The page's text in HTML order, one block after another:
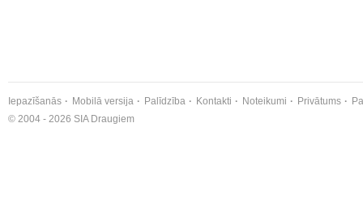
Iepazīšanās Mobilā versija Palīdzība Kontakti Noteikumi Privātums
© 2004 - 2026 SIA Draugiem